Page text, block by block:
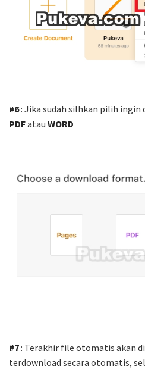
#6: Jika sudah silhkan pilih ingin
PDFatau WORD
#7: Terakhir file otomatis akan
terdownload secara otomatis,